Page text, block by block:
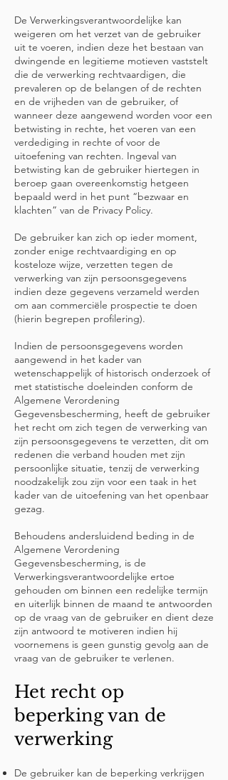
De Verwerkingsverantwoordelijke kan
weigeren om het verzet van de gebruiker
uit te voeren, indien deze het bestaan van
dwingende en legitieme motieven vaststelt
die de verwerking rechtvaardigen, die
prevaleren op de belangen of de rechten
en de vrijheden van de gebruiker, of
wanneer deze aangewend worden voor een
betwisting in rechte, het voeren van een
verdediging in rechte of voor de
uitoefening van rechten. Ingeval van
betwisting kan de gebruiker hiertegen in
beroep gaan overeenkomstig hetgeen
bepaald werd in het punt “bezwaar en
klachten” van de Privacy Policy.
De gebruiker kan zich op ieder moment,
zonder enige rechtvaardiging en op
kosteloze wijze, verzetten tegen de
verwerking van zijn persoonsgegevens
indien deze gegevens verzameld werden
om aan commerciële prospectie te doen
(hierin begrepen profilering).
Indien de persoonsgegevens worden
aangewend in het kader van
wetenschappelijk of historisch onderzoek of
met statistische doeleinden conform de
Algemene Verordening
Gegevensbescherming, heeft de gebruiker
het recht om zich tegen de verwerking van
zijn persoonsgegevens te verzetten, dit om
redenen die verband houden met zijn
persoonlijke situatie, tenzij de verwerking
noodzakelijk zou zijn voor een taak in het
kader van de uitoefening van het openbaar
gezag.
Behoudens andersluidend beding in de
Algemene Verordening
Gegevensbescherming, is de
Verwerkingsverantwoordelijke ertoe
gehouden om binnen een redelijke termijn
en uiterlijk binnen de maand te antwoorden
op de vraag van de gebruiker en dient deze
zijn antwoord te motiveren indien hij
voornemens is geen gunstig gevolg aan de
vraag van de gebruiker te verlenen.
Het recht op
beperking van de
verwerking
De gebruiker kan de beperking verkrijgen